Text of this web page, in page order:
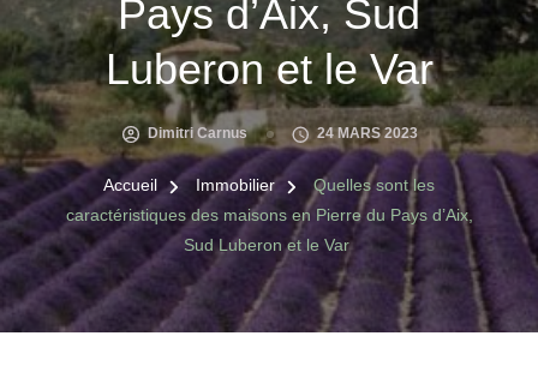
Pays d’Aix, Sud
Luberon et le Var
Dimitri Carnus 24 MARS 2023
Accueil Immobilier
Quelles sont les
caractéristiques des maisons en Pierre du Pays d’Aix,
Sud Luberon et le Var